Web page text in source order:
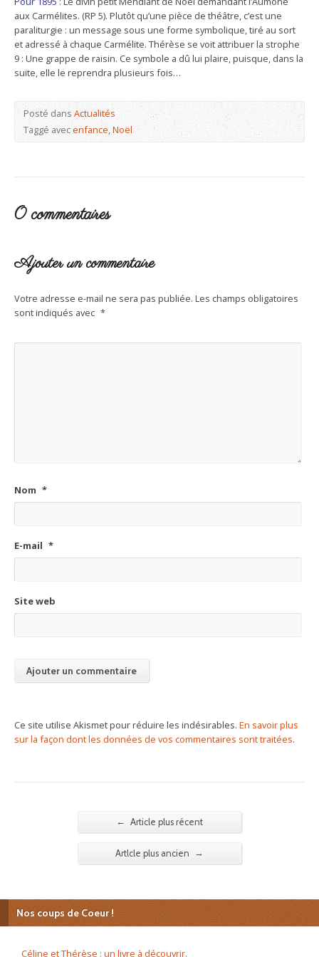
aux Carmélites. (RP 5). Plutôt qu’une pièce de théâtre, c’est une
paraliturgie : un message sous une forme symbolique, tiré au sort
et adressé à chaque Carmélite. Thérèse se voit attribuer la strophe
9 : Une grappe de raisin. Ce symbole a dû lui plaire, puisque, dans la
suite, elle le reprendra plusieurs fois…
Posté dansActualités
Taggé avecenfance,Noël
0 commentaires
Ajouter un commentaire
Votre adresse e-mail ne sera pas publiée. Les champs obligatoires
sont indiqués avec *
Nom *
E-mail *
Site web
Ce site utilise Akismet pour réduire les indésirables. En savoir plus
sur la façon dont les données de vos commentaires sont traitées.
← Article plus récent
Artlcle plus ancien →
Nos coups de Coeur !
Céline et Thérèse : un livre à découvrir.